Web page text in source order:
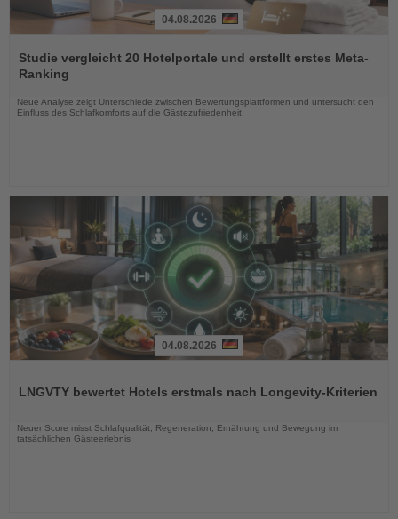
Sie
die
Nachrichten
04.08.2026
Studie vergleicht 20 Hotelportale und erstellt erstes Meta-
Ranking
Neue Analyse zeigt Unterschiede zwischen Bewertungsplattformen und untersucht den
Einfluss des Schlafkomforts auf die Gästezufriedenheit
die
04.08.2026
LNGVTY bewertet Hotels erstmals nach Longevity-Kriterien
Neuer Score misst Schlafqualität, Regeneration, Ernährung und Bewegung im
tatsächlichen Gästeerlebnis